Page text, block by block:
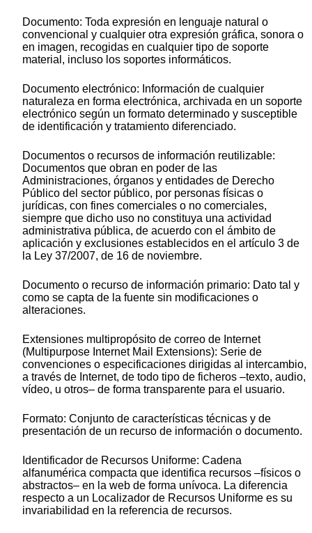
Documento: Toda expresión en lenguaje natural o
convencional y cualquier otra expresión gráfica, sonora o
en imagen, recogidas en cualquier tipo de soporte
material, incluso los soportes informáticos.
Documento electrónico: Información de cualquier
naturaleza en forma electrónica, archivada en un soporte
electrónico según un formato determinado y susceptible
de identificación y tratamiento diferenciado.
Documentos o recursos de información reutilizable:
Documentos que obran en poder de las
Administraciones, órganos y entidades de Derecho
Público del sector público, por personas físicas o
jurídicas, con fines comerciales o no comerciales,
siempre que dicho uso no constituya una actividad
administrativa pública, de acuerdo con el ámbito de
aplicación y exclusiones establecidos en el artículo 3 de
la Ley 37/2007, de 16 de noviembre.
Documento o recurso de información primario: Dato tal y
como se capta de la fuente sin modificaciones o
alteraciones.
Extensiones multipropósito de correo de Internet
(Multipurpose Internet Mail Extensions): Serie de
convenciones o especificaciones dirigidas al intercambio,
a través de Internet, de todo tipo de ficheros –texto, audio,
vídeo, u otros– de forma transparente para el usuario.
Formato: Conjunto de características técnicas y de
presentación de un recurso de información o documento.
Identificador de Recursos Uniforme: Cadena
alfanumérica compacta que identifica recursos –físicos o
abstractos– en la web de forma unívoca. La diferencia
respecto a un Localizador de Recursos Uniforme es su
invariabilidad en la referencia de recursos.